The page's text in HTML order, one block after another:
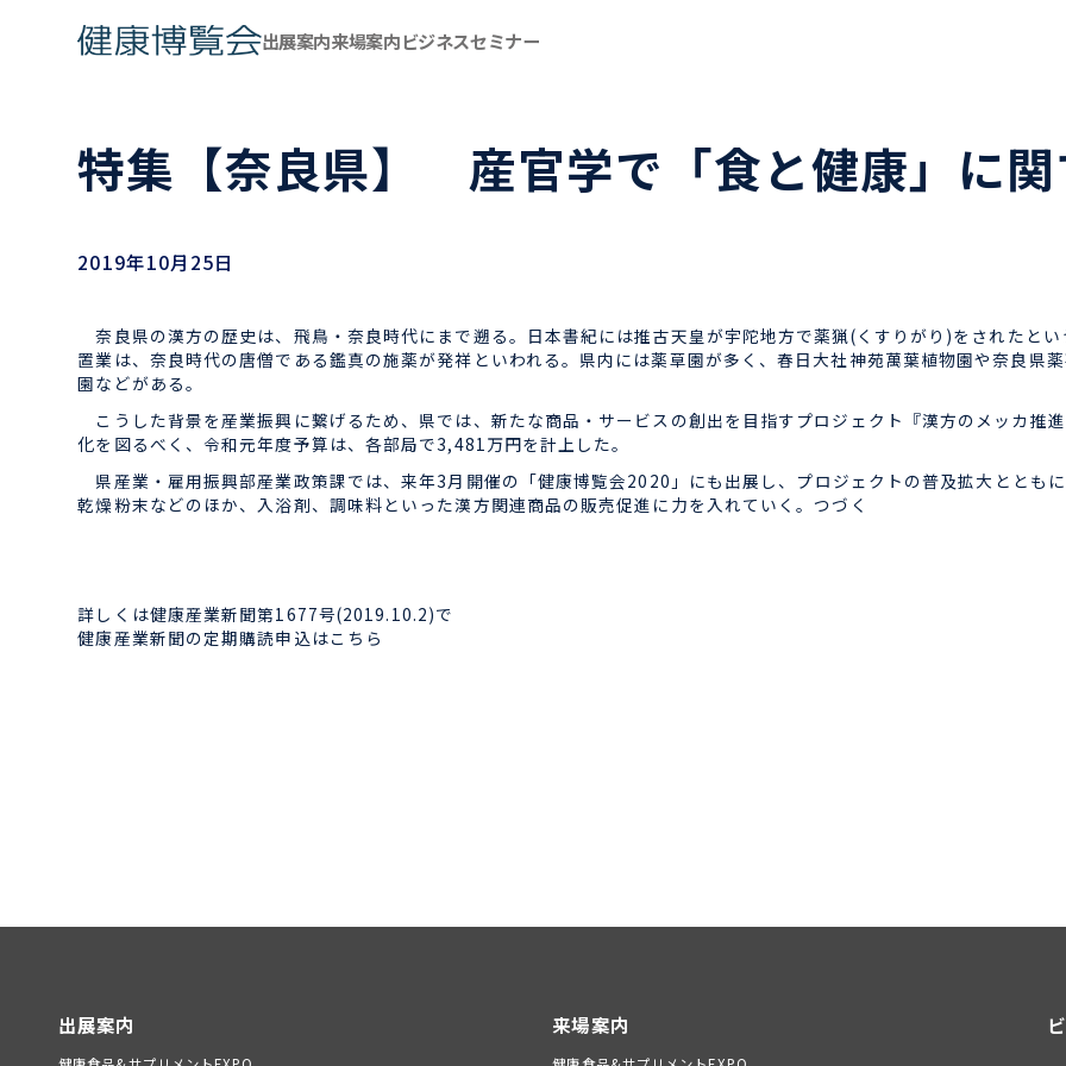
出展案内来場案内ビジネスセミナー
特集【奈良県】 産官学で「食と健康」に関
2019年10月25日
奈良県の漢方の歴史は、飛鳥・奈良時代にまで遡る。日本書紀には推古天皇が宇陀地方で薬猟(くすりがり)をされたと
置業は、奈良時代の唐僧である鑑真の施薬が発祥といわれる。県内には薬草園が多く、春日大社神苑萬葉植物園や奈良県
園などがある。
こうした背景を産業振興に繋げるため、県では、新たな商品・サービスの創出を目指すプロジェクト『漢方のメッカ推
化を図るべく、令和元年度予算は、各部局で3,481万円を計上した。
県産業・雇用振興部産業政策課では、来年3月開催の「健康博覧会2020」にも出展し、プロジェクトの普及拡大ととも
乾燥粉末などのほか、入浴剤、調味料といった漢方関連商品の販売促進に力を入れていく。つづく
詳しくは健康産業新聞第1677号(2019.10.2)で
健康産業新聞の定期購読申込はこちら
出展案内 来場案内